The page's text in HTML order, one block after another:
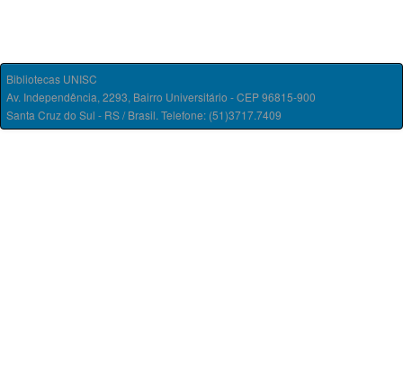
Bibliotecas UNISC
Av. Independência, 2293, Bairro Universitário - CEP 96815-900
Santa Cruz do Sul - RS / Brasil. Telefone: (51)3717.7409